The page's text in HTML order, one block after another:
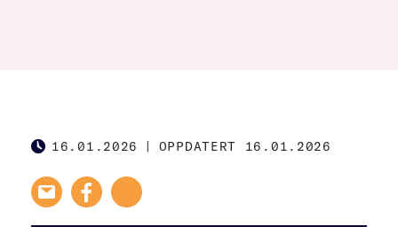
PUBLISHED
16.01.2026 | OPPDATERT 16.01.2026